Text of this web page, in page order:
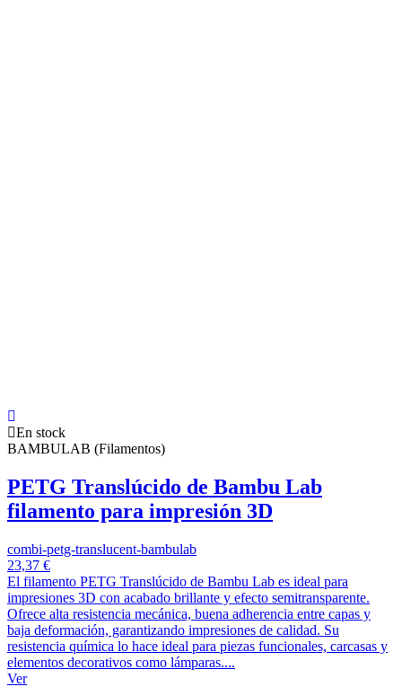
En stock
BAMBULAB (Filamentos)
PETG Translúcido de Bambu Lab
filamento para impresión 3D
combi-petg-translucent-bambulab
23,37 €
El filamento PETG Translúcido de Bambu Lab es ideal para
impresiones 3D con acabado brillante y efecto semitransparente.
Ofrece alta resistencia mecánica, buena adherencia entre capas y
baja deformación, garantizando impresiones de calidad. Su
resistencia química lo hace ideal para piezas funcionales, carcasas y
elementos decorativos como lámparas....
Ver